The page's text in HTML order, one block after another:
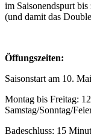
im Saisonendspurt
(und damit das
Öffungszeiten:
Saisonstart am 10.
Montag bis Freitag:
Samstag/Sonntag/
Badeschluss: 15